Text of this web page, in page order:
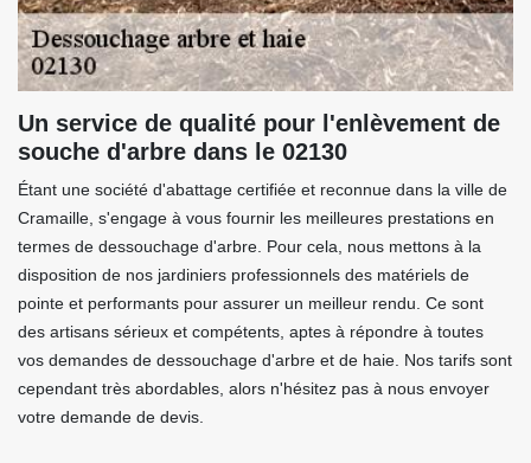
Un service de qualité pour l'enlèvement de
souche d'arbre dans le 02130
Étant une société d'abattage certifiée et reconnue dans la ville de
Cramaille, s'engage à vous fournir les meilleures prestations en
termes de dessouchage d'arbre. Pour cela, nous mettons à la
disposition de nos jardiniers professionnels des matériels de
pointe et performants pour assurer un meilleur rendu. Ce sont
des artisans sérieux et compétents, aptes à répondre à toutes
vos demandes de dessouchage d'arbre et de haie. Nos tarifs sont
cependant très abordables, alors n'hésitez pas à nous envoyer
votre demande de devis.